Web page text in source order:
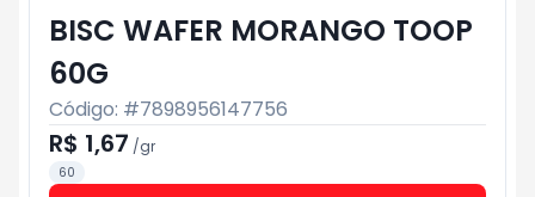
BISC WAFER MORANGO TOOP
60G
Código: #7898956147756
R$ 1,67 /gr
60